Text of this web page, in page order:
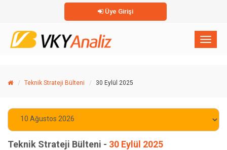
Üye Girişi
×
Teknik Strateji Bülteni 30 Eylül 2025
Teknik Strateji Bülteni - 30 Eylül 2025